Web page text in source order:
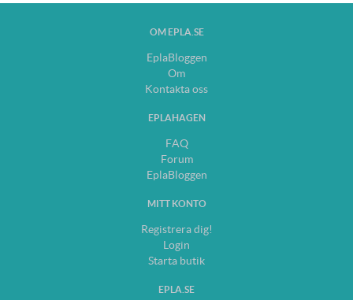
OM EPLA.SE
EplaBloggen
Om
Kontakta oss
EPLAHAGEN
FAQ
Forum
EplaBloggen
MITT KONTO
Registrera dig!
Login
Starta butik
EPLA.SE